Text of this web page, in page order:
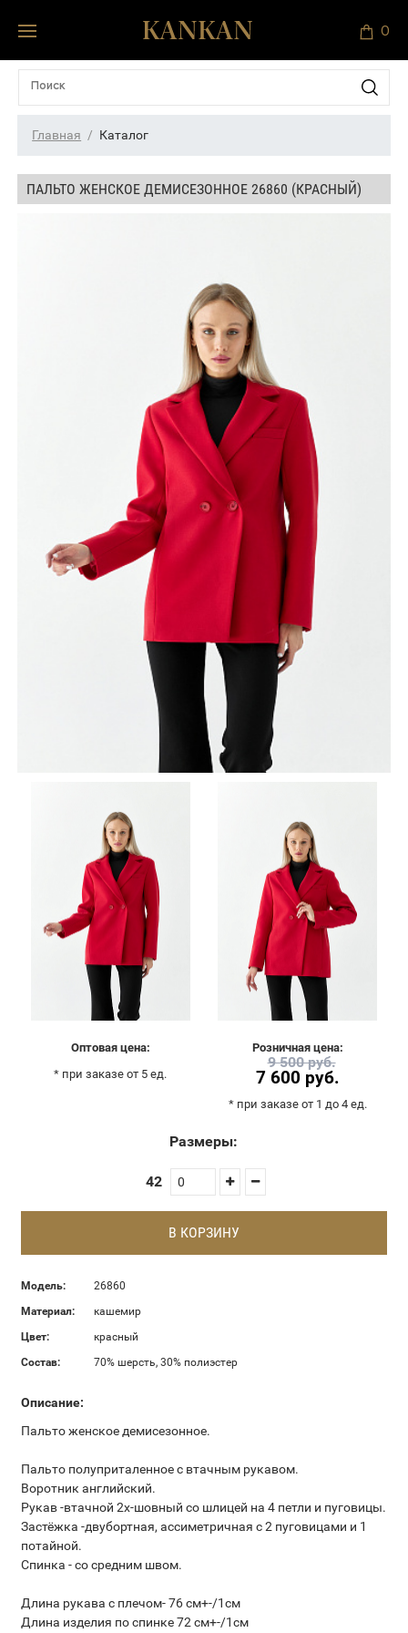
0
Главная Каталог
ПАЛЬТО ЖЕНСКОЕ ДЕМИСЕЗОННОЕ 26860 (КРАСНЫЙ)
Оптовая цена:
* при заказе от 5 ед.
Розничная цена:
7 600 руб.
9 500 руб.
* при заказе от 1 до 4 ед.
Размеры:
42
В КОРЗИНУ
Модель:
26860
Материал:
кашемир
Цвет:
красный
Состав:
70% шерсть, 30% полиэстер
Описание:
Пальто женское демисезонное.
Пальто полуприталенное с втачным рукавом.
Воротник английский.
Рукав -втачной 2х-шовный со шлицей на 4 петли и пуговицы.
Застёжка -двубортная, ассиметричная с 2 пуговицами и 1
потайной.
Спинка - со средним швом.
Длина рукава с плечом- 76 см+-/1см
Длина изделия по спинке 72 см+-/1см